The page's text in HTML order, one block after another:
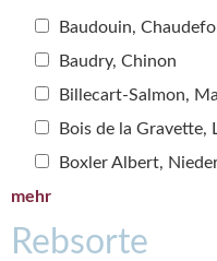
Baudouin,
Baudry, Chinon
Billecart-Salmon,
Bois de la Gravette,
Boxler Albert,
mehr
Rebsorte